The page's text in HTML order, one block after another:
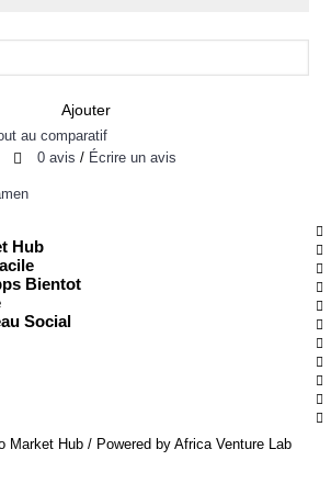
Ajouter
au comparatif
0 avis / Écrire un avis
Hub
Bientot
Social
Market Hub / Powered by Africa Venture Lab